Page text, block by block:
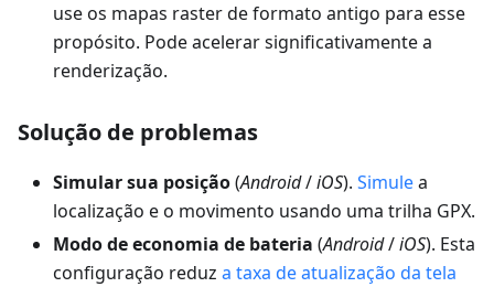
use os mapas raster de formato antigo para esse
propósito. Pode acelerar significativamente a
renderização.
Solução de problemas
Simular sua posição(Android/iOS). Simulea
localização e o movimento usando uma trilha GPX.
Modo de economia de bateria (Android/iOS). Esta
configuração reduz a taxa de atualização da tela